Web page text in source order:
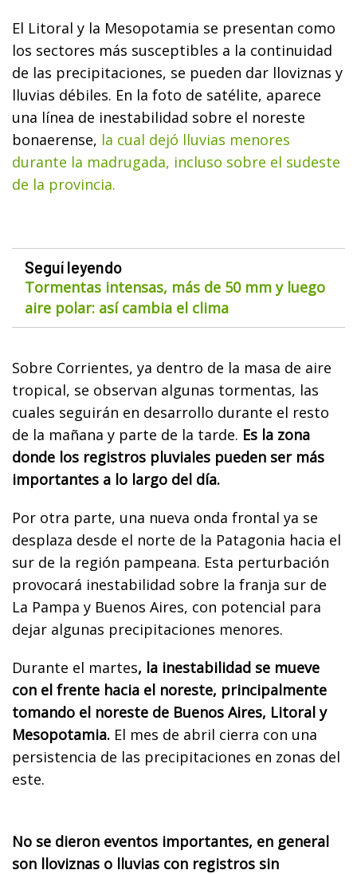
El Litoral y la Mesopotamia se presentan como
los sectores más susceptibles a la continuidad
de las precipitaciones, se pueden dar lloviznas y
lluvias débiles. En la foto de satélite, aparece
una línea de inestabilidad sobre el noreste
bonaerense, la cual dejó lluvias menores
durante la madrugada, incluso sobre el sudeste
de la provincia.
Seguí leyendo
Tormentas intensas, más de 50 mm y luego
aire polar: así cambia el clima
Sobre Corrientes, ya dentro de la masa de aire
tropical, se observan algunas tormentas, las
cuales seguirán en desarrollo durante el resto
de la mañana y parte de la tarde. Es la zona
donde los registros pluviales pueden ser más
importantes a lo largo del día.
Por otra parte, una nueva onda frontal ya se
desplaza desde el norte de la Patagonia hacia el
sur de la región pampeana. Esta perturbación
provocará inestabilidad sobre la franja sur de
La Pampa y Buenos Aires, con potencial para
dejar algunas precipitaciones menores.
Durante el martes, la inestabilidad se mueve
con el frente hacia el noreste, principalmente
tomando el noreste de Buenos Aires, Litoral y
Mesopotamia. El mes de abril cierra con una
persistencia de las precipitaciones en zonas del
este.
No se dieron eventos importantes, en general
son lloviznas o lluvias con registros sin